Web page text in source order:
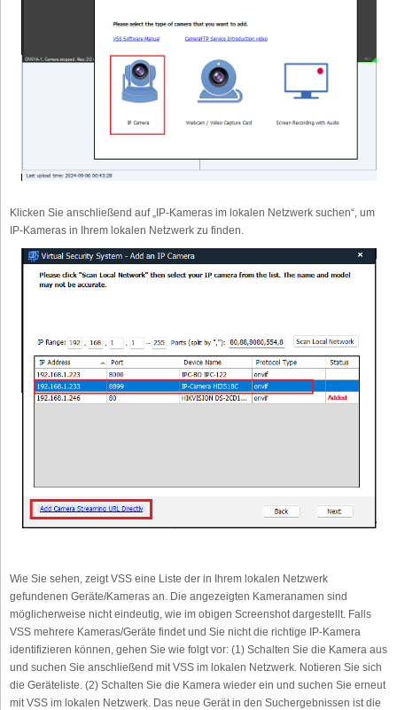
Klicken Sie anschließend auf „IP-Kameras im lokalen Netzwerk suchen“, um
IP-Kameras in Ihrem lokalen Netzwerk zu finden.
Wie Sie sehen, zeigt VSS eine Liste der in Ihrem lokalen Netzwerk
gefundenen Geräte/Kameras an. Die angezeigten Kameranamen sind
möglicherweise nicht eindeutig, wie im obigen Screenshot dargestellt. Falls
VSS mehrere Kameras/Geräte findet und Sie nicht die richtige IP-Kamera
identifizieren können, gehen Sie wie folgt vor: (1) Schalten Sie die Kamera aus
und suchen Sie anschließend mit VSS im lokalen Netzwerk. Notieren Sie sich
die Geräteliste. (2) Schalten Sie die Kamera wieder ein und suchen Sie erneut
mit VSS im lokalen Netzwerk. Das neue Gerät in den Suchergebnissen ist die